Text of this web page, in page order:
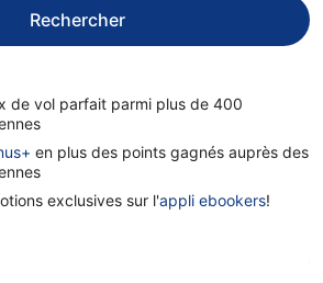
Rechercher
de vol parfait parmi plus de 400
en plus des points gagnés auprès des
exclusives sur l'appli ebookers!